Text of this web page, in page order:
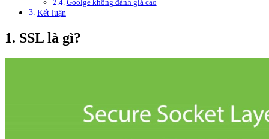
Goolge không đánh giá cao
Kết luận
1. SSL là gì?